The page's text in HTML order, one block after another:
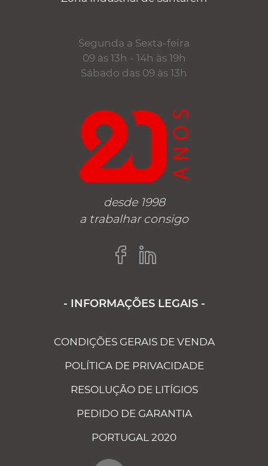
Segunda a Sexta-feira
09 às 13h - 14h às 19h
Sábado das 09 às 13h
desde 1998
a trabalhar consigo
- INFORMAÇÕES LEGAIS -
CONDIÇÕES GERAIS DE VENDA
POLÍTICA DE PRIVACIDADE
RESOLUÇÃO DE LITÍGIOS
PEDIDO DE GARANTIA
PORTUGAL 2020